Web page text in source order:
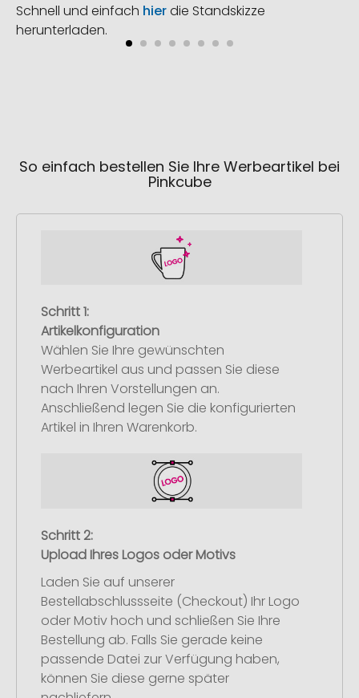
Schnell und einfach hierdie Standskizze
herunterladen.
So einfach bestellen Sie Ihre Werbeartikel bei
Pinkcube
Schritt 1:
Artikelkonfiguration
Wählen Sie Ihre gewünschten
Werbeartikel aus und passen Sie diese
nach Ihren Vorstellungen an.
Anschließend legen Sie die konfigurierten
Artikel in Ihren Warenkorb.
Schritt 2:
Upload Ihres Logos oder Motivs
Laden Sie auf unserer
Bestellabschlussseite (Checkout) Ihr Logo
oder Motiv hoch und schließen Sie Ihre
Bestellung ab. Falls Sie gerade keine
passende Datei zur Verfügung haben,
können Sie diese gerne später